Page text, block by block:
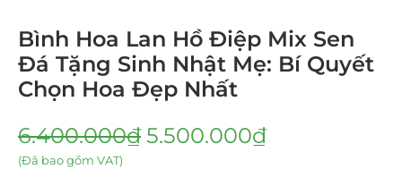
Bình Hoa Lan Hồ Điệp Mix Sen
Đá Tặng Sinh Nhật Mẹ: Bí Quyết
Chọn Hoa Đẹp Nhất
6.400.000₫ 5.500.000₫
(Đã bao gồm VAT)